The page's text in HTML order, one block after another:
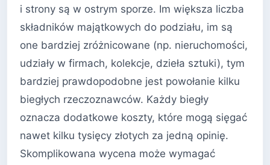
i strony są w ostrym sporze. Im większa liczba
składników majątkowych do podziału, im są
one bardziej zróżnicowane (np. nieruchomości,
udziały w firmach, kolekcje, dzieła sztuki), tym
bardziej prawdopodobne jest powołanie kilku
biegłych rzeczoznawców. Każdy biegły
oznacza dodatkowe koszty, które mogą sięgać
nawet kilku tysięcy złotych za jedną opinię.
Skomplikowana wycena może wymagać